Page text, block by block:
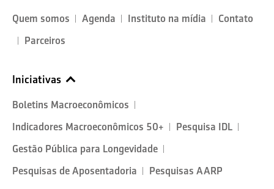
Quem somos Agenda Instituto na mídia
Contato
Parceiros
Iniciativas
Boletins Macroeconômicos
Indicadores Macroeconômicos 50+
Pesquisa IDL
Gestão Pública para Longevidade
Pesquisas de Aposentadoria
Pesquisas AARP